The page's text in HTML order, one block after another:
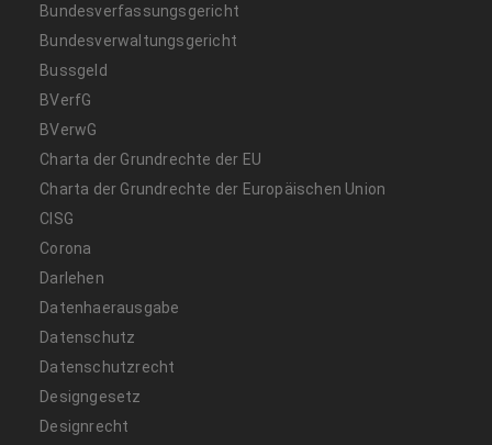
Bundesverfassungsgericht
Bundesverwaltungsgericht
Bussgeld
BVerfG
BVerwG
Charta der Grundrechte der EU
Charta der Grundrechte der Europäischen Union
CISG
Corona
Darlehen
Datenhaerausgabe
Datenschutz
Datenschutzrecht
Designgesetz
Designrecht